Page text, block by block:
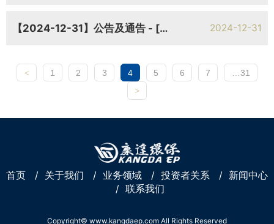
【2024-12-31】公告及通告 - [董事名單和他們的地位和作用] 2024-12-31
< 1 2 3 4 5 6 7
…31
>
首页 / 关于我们 / 业务领域 / 投资者关系 /
新闻中心
/ 联系我们
Copyright© www.kangdaep.com All Rights Reserved